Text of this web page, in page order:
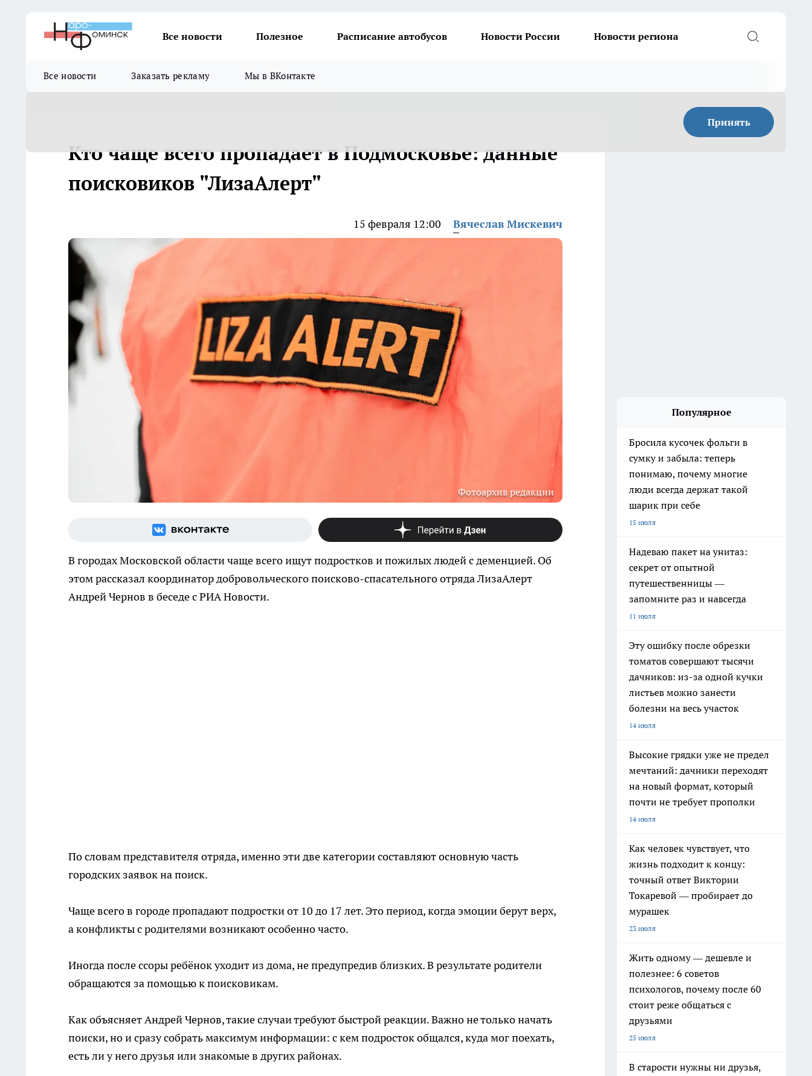
Все новости Полезное Расписание автобусов Новости России Новости региона
Все новости Заказать рекламу Мы в ВКонтакте
Принять
Кто чаще всего пропадает в Подмосковье: данные
поисковиков "ЛизаАлерт"
15 февраля 12:00 Вячеслав Мискевич
Фотоархив редакции
В городах Московской области чаще всего ищут подростков и пожилых людей с деменцией. Об
этом рассказал координатор добровольческого поисково-спасательного отряда ЛизаАлерт
Андрей Чернов в беседе с РИА Новости.
По словам представителя отряда, именно эти две категории составляют основную часть
городских заявок на поиск.
Чаще всего в городе пропадают подростки от 10 до 17 лет. Это период, когда эмоции берут верх,
а конфликты с родителями возникают особенно часто.
Иногда после ссоры ребёнок уходит из дома, не предупредив близких. В результате родители
обращаются за помощью к поисковикам.
Как объясняет Андрей Чернов, такие случаи требуют быстрой реакции. Важно не только начать
поиски, но и сразу собрать максимум информации: с кем подросток общался, куда мог поехать,
есть ли у него друзья или знакомые в других районах.
Популярное
Бросила кусочек фольги в
сумку и забыла: теперь
понимаю, почему многие
люди всегда держат такой
шарик при себе
15 июля
Надеваю пакет на унитаз:
секрет от опытной
путешественницы —
запомните раз и навсегда
11 июля
Эту ошибку после обрезки
томатов совершают тысячи
дачников: из-за одной кучки
листьев можно занести
болезни на весь участок
14 июля
Высокие грядки уже не предел
мечтаний: дачники переходят
на новый формат, который
почти не требует прополки
14 июля
Как человек чувствует, что
жизнь подходит к концу:
точный ответ Виктории
Токаревой — пробирает до
мурашек
23 июля
Жить одному — дешевле и
полезнее: 6 советов
психологов, почему после 60
стоит реже общаться с
друзьями
25 июля
В старости нужны ни друзья,